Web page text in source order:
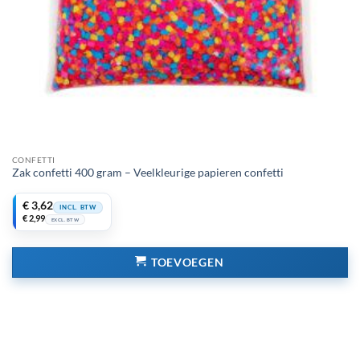
CONFETTI
Zak confetti 400 gram – Veelkleurige papieren confetti
€3,62 INCL. BTW
€2,99 EXCL. BTW
TOEVOEGEN